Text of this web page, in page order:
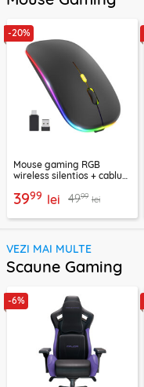
-20%
Mouse gaming RGB
wireless silentios + cablu
3999 lei 4999 lei
VEZI MAI MULTE
Scaune Gaming
-6%